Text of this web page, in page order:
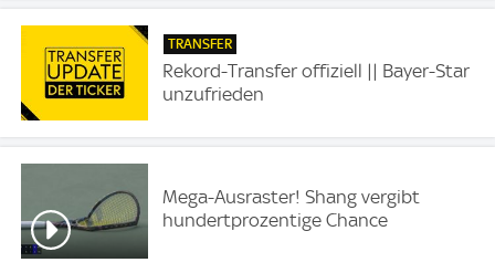
TRANSFER
Rekord-Transfer offiziell || Bayer-Star
unzufrieden
Mega-Ausraster! Shang vergibt
hundertprozentige Chance